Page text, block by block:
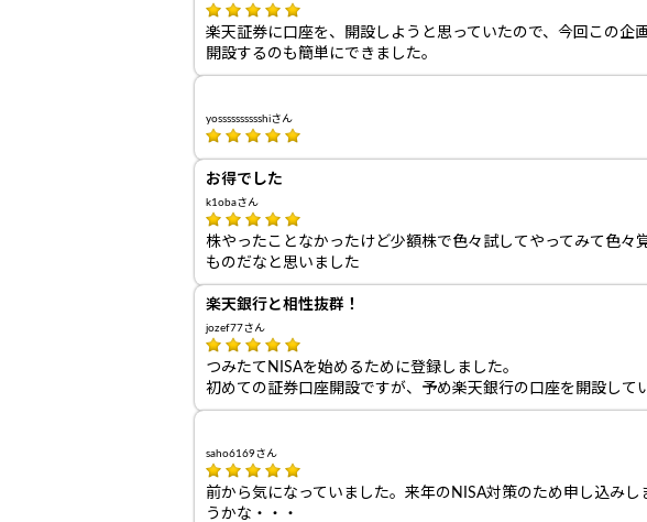
楽天証券に口座を、開設しようと思っていたので、今回この企
開設するのも簡単にできました。
yosssssssssshiさん
お得でした
k1obaさん
株やったことなかったけど少額株で色々試してやってみて色
ものだなと思いました
楽天銀行と相性抜群！
jozef77さん
つみたてNISAを始めるために登録しました。
初めての証券口座開設ですが、予め楽天銀行の口座を開設して
saho6169さん
前から気になっていました。来年のNISA対策のため申し込み
うかな・・・